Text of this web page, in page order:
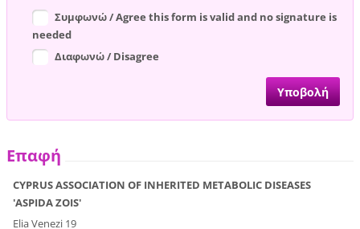
Συμφωνώ / Agree this form is valid and no signature is
needed
Διαφωνώ / Disagree
Επαφή
CYPRUS ASSOCIATION OF INHERITED METABOLIC DISEASES
'ASPIDA ZOIS'
Elia Venezi 19